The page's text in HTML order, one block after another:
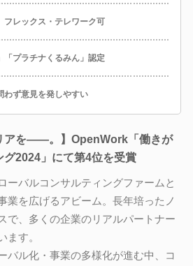
フレックス・テレワーク可
「プラチナくるみん」認定
わず意見を発しやすい
アを――。】OpenWork「働きが
グ2024」にて第4位を受賞
ーバルコンサルティングファームと
業を広げるアビーム。長年培ったノ
で、多くの企業のリアルパートナー
ます。
バル化・事業の多様化が進む中、コ